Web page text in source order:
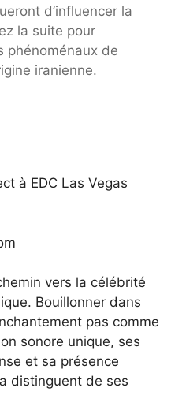
d’influencer la
la suite pour
phénoménaux de
iranienne.
à EDC Las Vegas
vers la célébrité
Bouillonner dans
pas comme
sonore unique, ses
et sa présence
distinguent de ses